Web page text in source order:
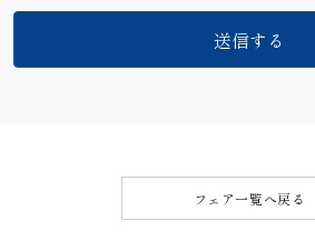
フェア一覧へ戻る